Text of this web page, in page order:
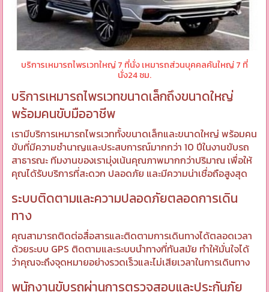
บริการเหมารถไพรเวทใหญ่ 7 ที่นั่ง เหมารถส่วนบุคคลคันใหญ่ 7 ที่
นั่ง24 ชม.
บริการเหมารถไพรเวทขนาดเล็กถึงขนาดใหญ่
พร้อมคนขับมืออาชีพ
เรามีบริการเหมารถไพรเวททั้งขนาดเล็กและขนาดใหญ่ พร้อมคน
ขับที่มีความชำนาญและประสบการณ์มากกว่า 10 ปีในงานขับรถ
สาธารณะ ทีมงานของเรามุ่งเน้นคุณภาพมากกว่าปริมาณ เพื่อให้
คุณได้รับบริการที่สะดวก ปลอดภัย และมีความน่าเชื่อถือสูงสุด
ระบบติดตามและความปลอดภัยตลอดการเดิน
ทาง
คุณสามารถติดต่อสื่อสารและติดตามการเดินทางได้ตลอดเวลา
ด้วยระบบ GPS ติดตามและระบบนำทางที่ทันสมัย ทำให้มั่นใจได้
ว่าคุณจะถึงจุดหมายอย่างรวดเร็วและไม่เสียเวลาในการเดินทาง
พนักงานขับรถผ่านการตรวจสอบและประกันภัย